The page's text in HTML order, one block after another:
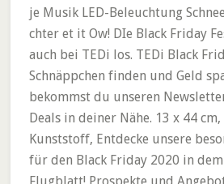
je Musik LED-Beleuchtung
chter et it Ow! DIe Black Friday
auch bei TEDi los. TEDi Black
Schnäppchen finden und Geld
bekommst du unseren
Deals in deiner Nähe. 13 x 44 cm,
Kunststoff, Entdecke unsere
für den Black Friday 2020 in dem